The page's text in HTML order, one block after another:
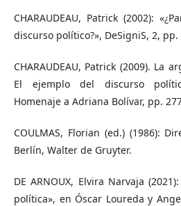
CHARAUDEAU, Patrick (2002):
discurso político?», DeSigniS, 2, pp.
CHARAUDEAU, Patrick (2009). La
El ejemplo del discurso
Homenaje a Adriana Bolívar, pp.
COULMAS, Florian (ed.) (1986):
Berlín, Walter de Gruyter.
DE ARNOUX, Elvira Narvaja
política», en Óscar Loureda y